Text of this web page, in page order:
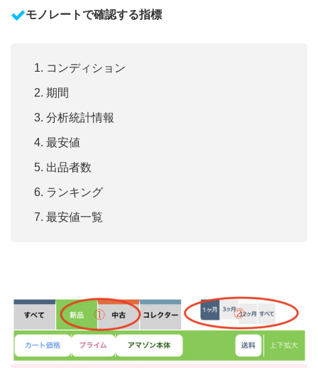
モノレートで確認する指標
コンディション
期間
分析統計情報
最安値
出品者数
ランキング
最安値一覧